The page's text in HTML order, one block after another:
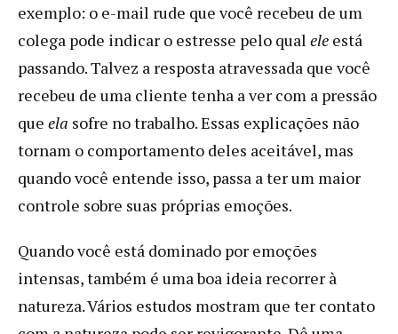
exemplo: o e-mail rude que você recebeu de um
colega pode indicar o estresse pelo qual ele está
passando. Talvez a resposta atravessada que você
recebeu de uma cliente tenha a ver com a pressão
que ela sofre no trabalho. Essas explicações não
tornam o comportamento deles aceitável, mas
quando você entende isso, passa a ter um maior
controle sobre suas próprias emoções.
Quando você está dominado por emoções
intensas, também é uma boa ideia recorrer à
natureza. Vários estudos mostram que ter contato